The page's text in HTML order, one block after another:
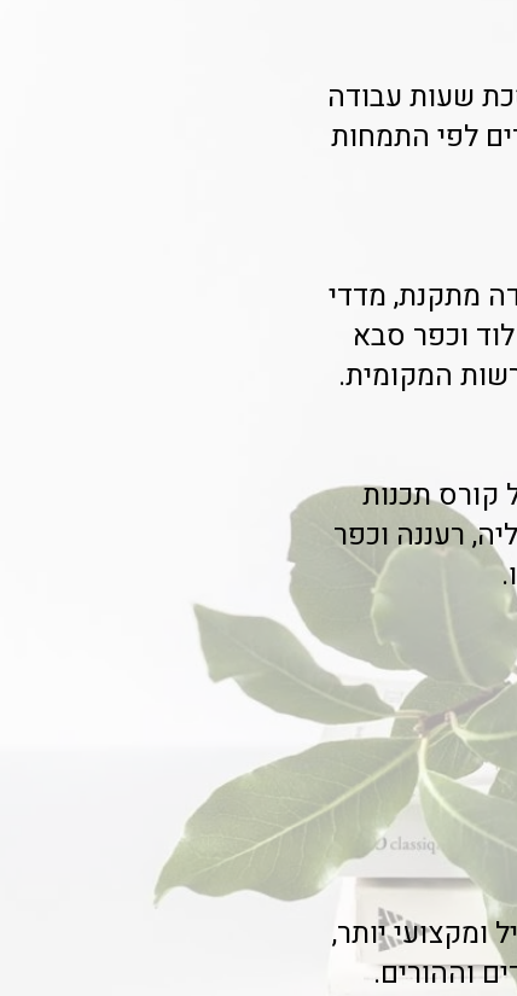
שעות עבודה
לפי התמחות
מתקנת, מדדי
וכפר סבא
המקומית.
קורס תכנות
רעננה וכפר
ומקצועי יותר,
וההורים.